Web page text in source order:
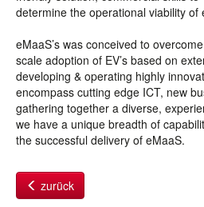
determine the operational viability of
eMaaS’s was conceived to
scale adoption of EV’s based on
developing & operating highly
encompass cutting edge ICT, new
gathering together a diverse,
we have a unique breadth of
the successful delivery of eMaaS.
zurück